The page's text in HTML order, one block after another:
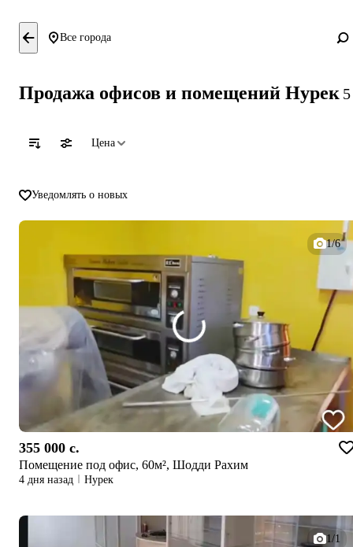
Все города
Продажа офисов и помещений Нурек 5
Цена
Уведомлять о новых
1/6
355 000 c.
Помещение под офис, 60м², Шодди Рахим
4 дня назад Нурек
1/1